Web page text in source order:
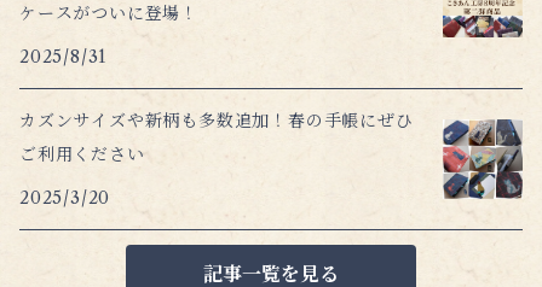
ケースがついに登場！
2025/8/31
カズンサイズや新柄も多数追加！春の手帳にぜひ
ご利用ください
2025/3/20
記事一覧を見る